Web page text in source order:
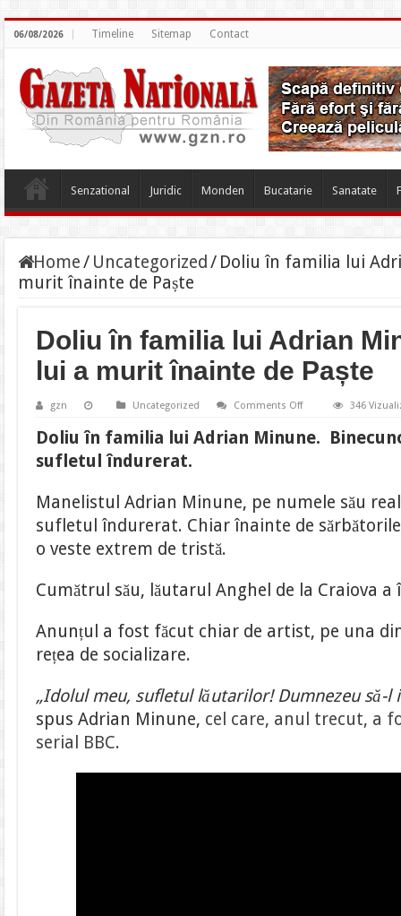
06/08/2026 Timeline Sitemap Contact
Senzational Juridic Monden Bucatarie Sanatate
Home/ Uncategorized / Doliu în familia lui
murit înainte de Paște
Doliu în familia lui Adrian
lui a murit înainte de Paște
gzn Uncategorized Comments Offon
familia
lui
a
murit
înainte
346
Doliu în familia lui Adrian Minune.
sufletul îndurerat.
Manelistul Adrian Minune, pe numele său
sufletul îndurerat. Chiar înainte de
o veste extrem de tristă.
Cumătrul său, lăutarul Anghel de la Craiova a
Anunțul a fost făcut chiar de artist, pe una
rețea de socializare.
„Idolul meu, sufletul lăutarilor! Dumnezeu să-l
spus Adrian Minune, cel care, anul trecut, a
serial BBC.